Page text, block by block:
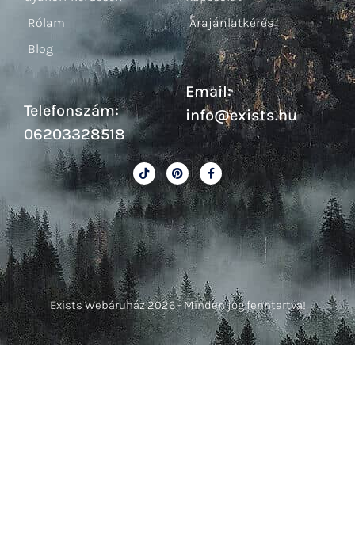
Rólam
Blog
Telefonszám:
06203328518
Árajánlatkérés
Email:
info@exists.hu
Exists Webáruház 2026 - Minden jog fenntartva!